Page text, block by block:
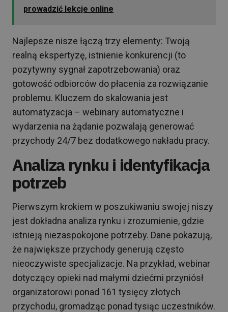
prowadzić lekcje online
Najlepsze nisze łączą trzy elementy: Twoją
realną ekspertyzę, istnienie konkurencji (to
pozytywny sygnał zapotrzebowania) oraz
gotowość odbiorców do płacenia za rozwiązanie
problemu. Kluczem do skalowania jest
automatyzacja – webinary automatyczne i
wydarzenia na żądanie pozwalają generować
przychody 24/7 bez dodatkowego nakładu pracy.
Analiza rynku i identyfikacja
potrzeb
Pierwszym krokiem w poszukiwaniu swojej niszy
jest dokładna analiza rynku i zrozumienie, gdzie
istnieją niezaspokojone potrzeby. Dane pokazują,
że największe przychody generują często
nieoczywiste specjalizacje. Na przykład, webinar
dotyczący opieki nad małymi dziećmi przyniósł
organizatorowi ponad 161 tysięcy złotych
przychodu, gromadząc ponad tysiąc uczestników.